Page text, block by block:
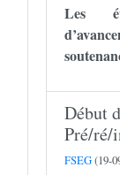
Les
Début
Pré/ré/
FSEG(19-